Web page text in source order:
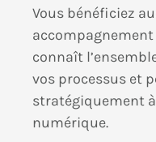
Vous bénéficiez
connaît
vos processus et
stratégiquement
numérique.